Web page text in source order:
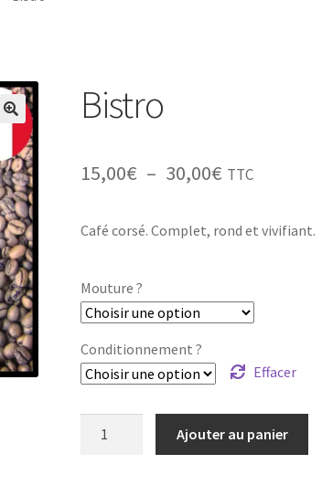
Bistro
15,00€ – 30,00€ Plage
prix :
à
TTC
Café corsé. Complet, rond et vivifiant.
Mouture ?
Conditionnement ?
Effacer
Ajouter au panier